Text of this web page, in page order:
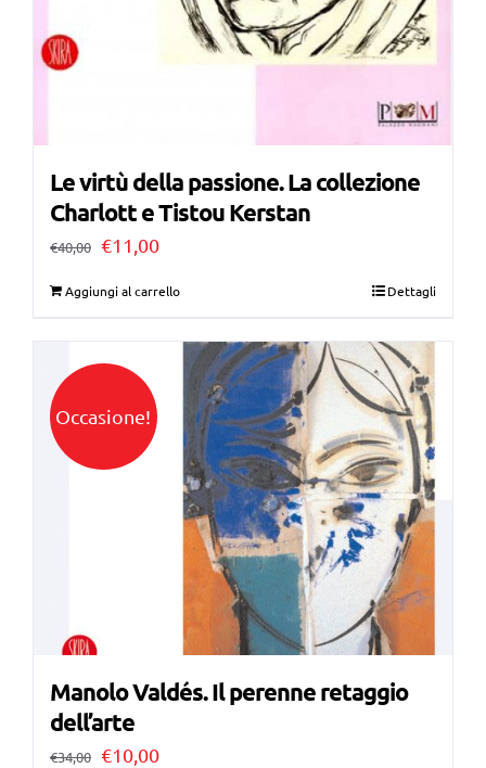
Le virtù della passione. La collezione
Charlott e Tistou Kerstan
€40,00 Il
€40,00.
€11,00Il
€11,00.
Aggiungi al carrello Dettagli
Occasione!
Manolo Valdés. Il perenne retaggio
dell’arte
€34,00 Il
€10,00Il